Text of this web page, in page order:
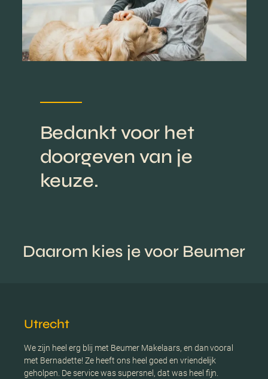
Bedankt voor het
doorgeven van je
keuze.
Daarom kies je voor Beumer
Utrecht
We zijn heel erg blij met Beumer Makelaars, en dan vooral
met Bernadette! Ze heeft ons heel goed en vriendelijk
geholpen. De service was supersnel, dat was heel fijn.